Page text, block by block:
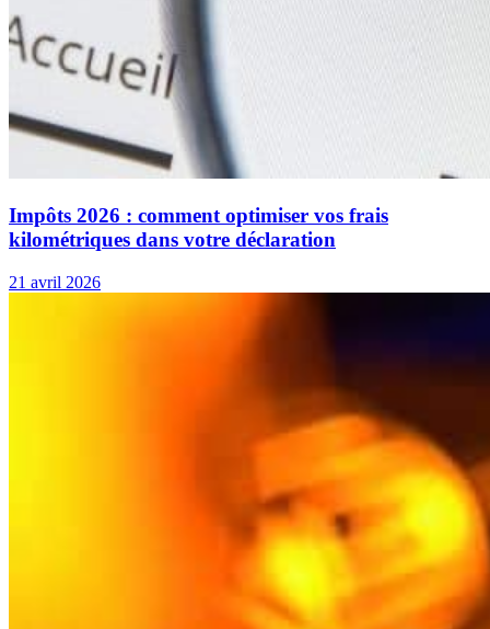
Impôts 2026 : comment optimiser vos frais
kilométriques dans votre déclaration
21 avril 2026